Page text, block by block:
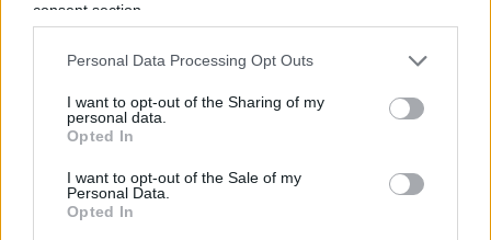
consent section.
Personal Data Processing Opt Outs
I want to opt-out of the Sharing of my
personal data.
Opted In
I want to opt-out of the Sale of my
Personal Data.
Opted In
moderna infrastruttura della buona
nell’analisi dei dati, più chiara nel distinguere
l’errore dall’illecito e più comprensibile persino ai
cittadini.
Perché chi amministra in buona fede deve poter
firmare senza paura.